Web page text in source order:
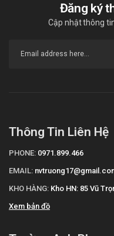
Đăng ký
Cập nhật thông
Thông Tin Liên Hệ
PHONE: 0971.899.466
EMAIL:
KHO HÀNG: Kho HN: 85 Vũ
Xem bản đồ